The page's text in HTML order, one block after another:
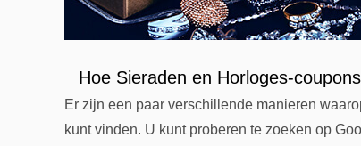
Hoe Sieraden en Horloges-
Er zijn een paar verschillende manieren
kunt vinden. U kunt proberen te zoeken op